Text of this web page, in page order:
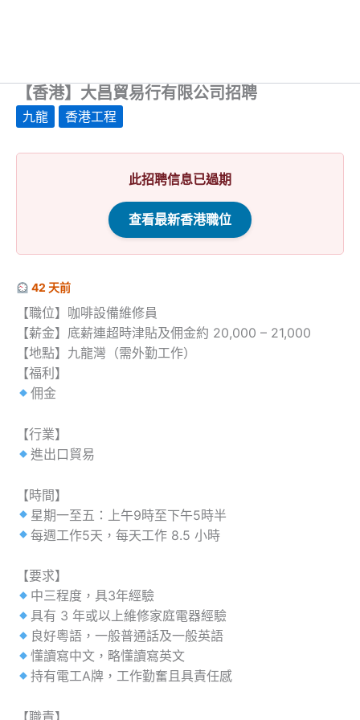
【香港】大昌貿易行有限公司招聘
九龍 香港工程
此招聘信息已過期
查看最新香港職位
42 天前
【職位】咖啡設備維修員
【薪金】底薪連超時津貼及佣金約 20,000 – 21,000
【地點】九龍灣（需外勤工作）
【福利】
佣金
【行業】
進出口貿易
【時間】
星期一至五：上午9時至下午5時半
每週工作5天，每天工作 8.5 小時
【要求】
中三程度，具3年經驗
具有 3 年或以上維修家庭電器經驗
良好粵語，一般普通話及一般英語
懂讀寫中文，略懂讀寫英文
持有電工A牌，工作勤奮且具責任感
【職責】